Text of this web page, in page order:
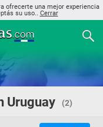
ofrecerte una mejor experiencia
su uso.. Cerrar
Uruguay (2)